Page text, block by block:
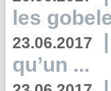
les
23.06.2017 |
qu’un ...